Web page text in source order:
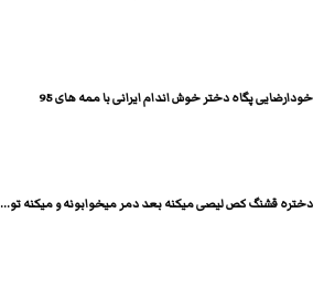
خودارضایی پگاه دختر خوش اندام ایرانی با ممه های 95
دختره قشنگ کص لیصی میکنه بعد دمر میخوابونه و میکنه تو...